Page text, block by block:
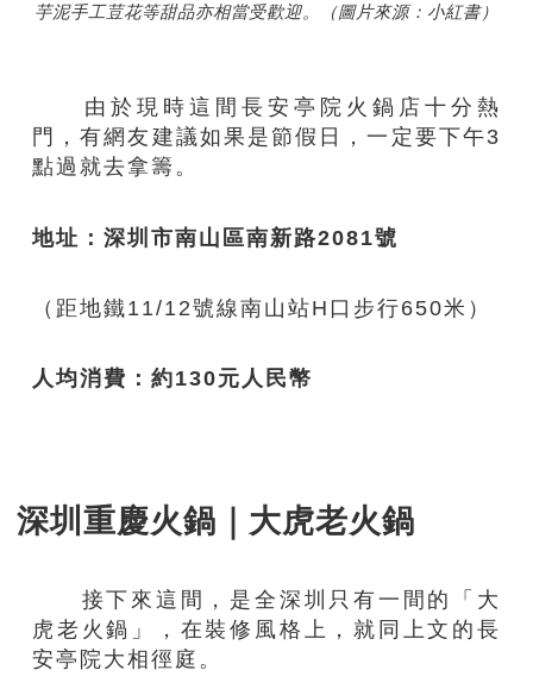
芋泥手工荳花等甜品亦相當受歡迎。（圖片來源：小紅書）
由於現時這間長安亭院火鍋店十分熱
門，有網友建議如果是節假日，一定要下午3
點過就去拿籌。
地址：深圳市南山區南新路2081號
（距地鐵11/12號線南山站H口步行650米）
人均消費：約130元人民幣
深圳重慶火鍋｜大虎老火鍋
接下來這間，是全深圳只有一間的「大
虎老火鍋」，在裝修風格上，就同上文的長
安亭院大相徑庭。